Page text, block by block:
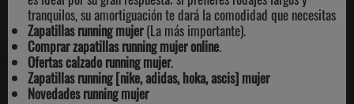
tranquilos, su amortiguación te dará la comodidad que necesitas
Zapatillas running mujer(La más importante).
Comprar zapatillas running mujer online.
Ofertas calzado running mujer.
Zapatillas running [nike, adidas, hoka, ascis] mujer
Novedades running mujer